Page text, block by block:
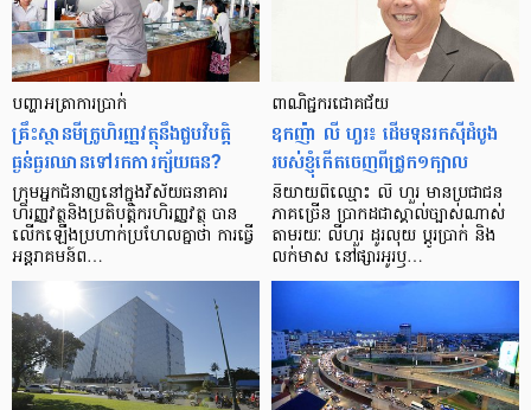
បញ្ហា​អត្រា​ការប្រាក់
គ្រឹះស្ថាន​មីក្រូ​ហិរញ្ញវត្ថុ​នឹង​ជួប​វិបត្តិ​
ធ្ងន់ធ្ងរ​ឈាន​ទៅ​រក​ការ​ក្ស័យធន?
ក្រុម​អ្នក​ជំនាញ​នៅ​ក្នុង​វិស័យ​ធនាគារ
ហិរញ្ញវត្ថុ​និង​ប្រតិបត្តិករ​ហិរញ្ញ​វត្ថុ បាន​​
លើក​ឡើង​ប្រហាក់​ប្រហែល​គ្នា​ថា ការ​ធ្វើ​
អន្តរាគមន៍​ព…
ពាណិជ្ជករជោគជ័យ
ឧកញ៉ា លី ហួរ៖ ដើមទុនរកស៊ីដំបូង
របស់ខ្ញុំកើតចេញពីជ្រូក១ក្បាល
និយាយ​ពី​ឈ្មោះ លី ហួរ មាន​ប្រជាជន​
ភាគ​ច្រើន ប្រាកដ​ជា​ស្គាល់​ច្បាស់​ណាស់
តាមរយៈ លីហួរ ដូរ​លុយ ប្តូរ​បា្រក់ និង​
លក់​មាស នៅ​ផ្សារ​អូរ​ឫ…